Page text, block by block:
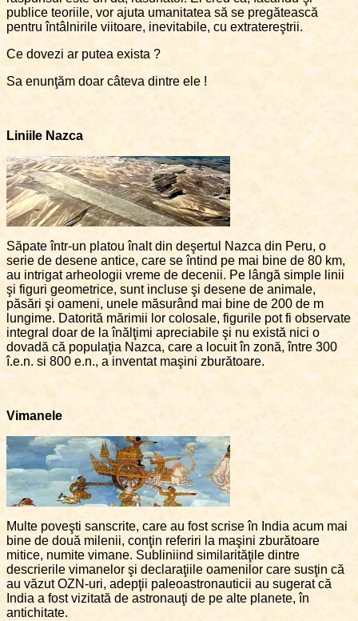
publice teoriile, vor ajuta umanitatea să se pregătească
pentru întâlnirile viitoare, inevitabile, cu extratereştrii.
Ce dovezi ar putea exista ?
Sa enunţăm doar câteva dintre ele !
Liniile Nazca
Săpate într-un platou înalt din deşertul Nazca din Peru, o
serie de desene antice, care se întind pe mai bine de 80 km,
au intrigat arheologii vreme de decenii. Pe lângă simple linii
şi figuri geometrice, sunt incluse şi desene de animale,
păsări şi oameni, unele măsurând mai bine de 200 de m
lungime. Datorită mărimii lor colosale, figurile pot fi observate
integral doar de la înălţimi apreciabile şi nu există nici o
dovadă că populaţia Nazca, care a locuit în zonă, între 300
î.e.n. si 800 e.n., a inventat maşini zburătoare.
Vimanele
Multe poveşti sanscrite, care au fost scrise în India acum mai
bine de două milenii, conţin referiri la maşini zburătoare
mitice, numite vimane. Subliniind similarităţile dintre
descrierile vimanelor şi declaraţiile oamenilor care susţin că
au văzut OZN-uri, adepţii paleoastronauticii au sugerat că
India a fost vizitată de astronauţi de pe alte planete, în
antichitate.